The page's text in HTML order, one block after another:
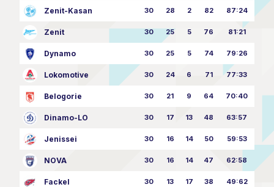
Zenit-Kasan 30 28 2 82 87:24
Zenit 30 25 5 76 81:21
Dynamo 30 25 5 74 79:26
Lokomotive 30 24 6 71 77:33
Belogorie 30 21 9 64 70:40
Dinamo-LO 30 17 13 48 63:57
Jenissei 30 16 14 50 59:53
NOVA 30 16 14 47 62:58
Fackel 30 13 17 38 49:62